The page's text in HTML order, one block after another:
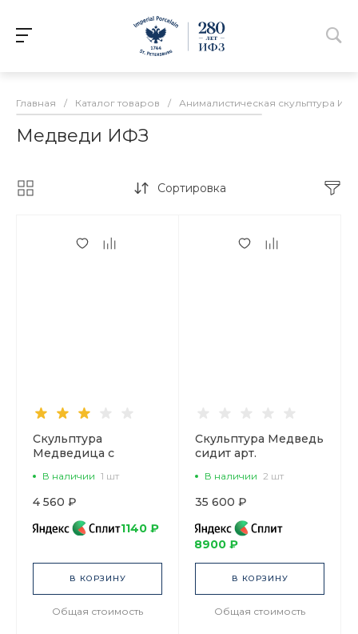
Главная / Каталог товаров / Анималистическая скульптура ИФЗ
Медведи ИФЗ
Сортировка
Скульптура
Медведица с
размер арт.
82.75065.00.1
В наличии 1 шт
4 560 ₽
1140 ₽
В КОРЗИНУ
Общая стоимость
Скульптура Медведь
сидит арт.
В наличии 2 шт
35 600 ₽
8900 ₽
В КОРЗИНУ
Общая стоимость